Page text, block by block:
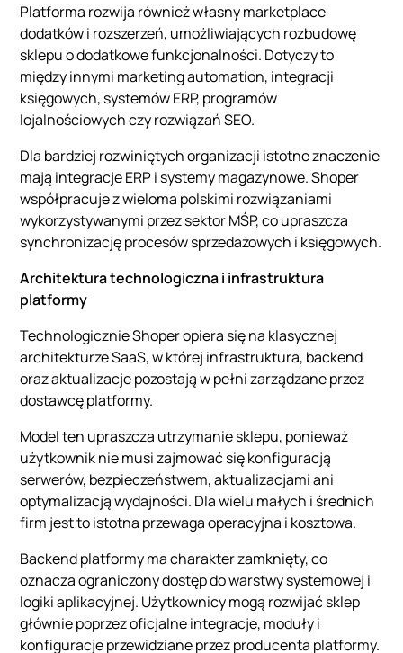
Platforma rozwija również własny marketplace
dodatków i rozszerzeń, umożliwiających rozbudowę
sklepu o dodatkowe funkcjonalności. Dotyczy to
między innymi marketing automation, integracji
księgowych, systemów ERP, programów
lojalnościowych czy rozwiązań SEO.
Dla bardziej rozwiniętych organizacji istotne znaczenie
mają integracje ERP i systemy magazynowe. Shoper
współpracuje z wieloma polskimi rozwiązaniami
wykorzystywanymi przez sektor MŚP, co upraszcza
synchronizację procesów sprzedażowych i księgowych.
Architektura technologiczna i infrastruktura
platformy
Technologicznie Shoper opiera się na klasycznej
architekturze SaaS, w której infrastruktura, backend
oraz aktualizacje pozostają w pełni zarządzane przez
dostawcę platformy.
Model ten upraszcza utrzymanie sklepu, ponieważ
użytkownik nie musi zajmować się konfiguracją
serwerów, bezpieczeństwem, aktualizacjami ani
optymalizacją wydajności. Dla wielu małych i średnich
firm jest to istotna przewaga operacyjna i kosztowa.
Backend platformy ma charakter zamknięty, co
oznacza ograniczony dostęp do warstwy systemowej i
logiki aplikacyjnej. Użytkownicy mogą rozwijać sklep
głównie poprzez oficjalne integracje, moduły i
konfiguracje przewidziane przez producenta platformy.